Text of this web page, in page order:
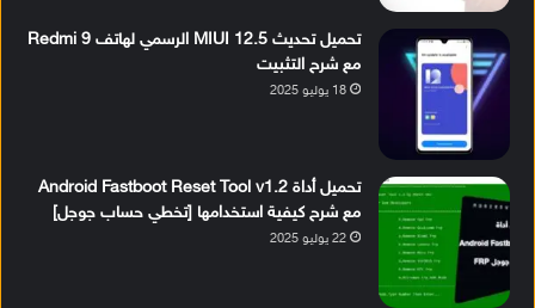
تحميل تحديث MIUI 12.5 الرسمي لهاتف Redmi 9
مع شرح التثبيت
18 يوليو 2025
تحميل أداة Android Fastboot Reset Tool v1.2
مع شرح كيفية استخدامها [تخطي حساب جوجل]
22 يوليو 2025